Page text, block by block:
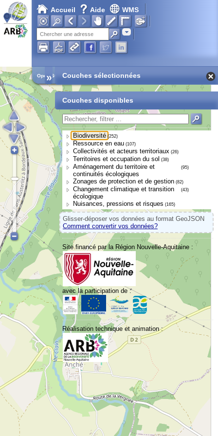
Accueil Aide WMS
Adresse
Open Street Map
» Couches sélectionnées
Couches disponibles
Biodiversité (252)
Ressource en eau (107)
Collectivités et acteurs territoriaux (26)
Territoires et occupation du sol (38)
Aménagement du territoire et
continuités écologiques
(95)
Zonages de protection et de gestion (82)
Changement climatique et transition
écologique
(43)
Nuisances, pressions et risques (165)
Glisser-déposer vos données au format GeoJSON
Comment convertir vos données?
Site financé par la Région Nouvelle-Aquitaine :
avec la participation de :
Réalisation technique et animation :